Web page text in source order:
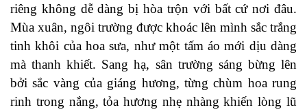
riêng không dễ dàng bị hòa trộn với bất cứ nơi đâu.
Mùa xuân, ngôi trường được khoác lên mình sắc trắng
tinh khôi của hoa sưa, như một tấm áo mới dịu dàng
mà thanh khiết. Sang hạ, sân trường sáng bừng lên
bởi sắc vàng của giáng hương, từng chùm hoa rung
rinh trong nắng, tỏa hương nhẹ nhàng khiến lòng lũ